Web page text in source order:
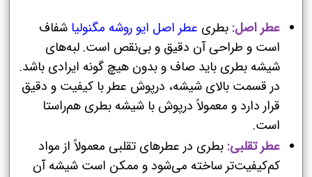
عطر اصل: بطری عطر اصل ایو روشه مگنولیا شفاف
است و طراحی آن دقیق و بی‌نقص است. لبه‌های
شیشه بطری باید صاف و بدون هیچ گونه ایرادی باشد.
در قسمت بالای شیشه، درپوش عطر با کیفیت و دقیق
قرار دارد و معمولاً درپوش با شیشه بطری هم‌راستا
است.
عطر تقلبی: بطری در عطرهای تقلبی معمولاً از مواد
کم‌کیفیت‌تر ساخته می‌شود و ممکن است شیشه آن